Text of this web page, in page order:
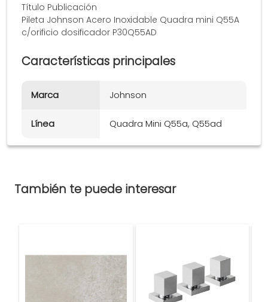
Título Publicación
Pileta Johnson Acero Inoxidable Quadra mini Q55A
c/orificio dosificador P30Q55AD
Características principales
Marca Johnson
Línea Quadra Mini Q55a, Q55ad
También te puede interesar